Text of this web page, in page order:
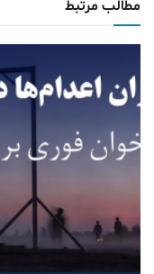
مطالب مرتبط